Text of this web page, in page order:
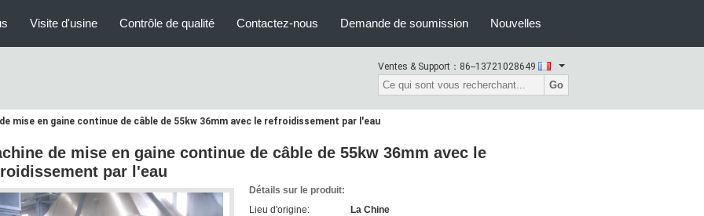
Visite d'usine Contrôle de qualité Contactez-nous Demande de soumission Nouvelles
Ventes & Support： 86--13721028649
Go
mise en gaine continue de câble de 55kw 36mm avec le refroidissement par l'eau
de mise en gaine continue de câble de 55kw 36mm avec le
par l'eau
Détails sur le produit:
Lieu d'origine:
La Chine